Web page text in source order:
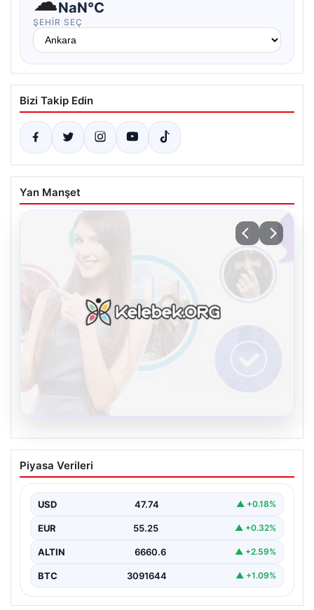
NaN°C
ŞEHIR SEÇ
Bizi Takip Edin
Yan Manşet
Kelebek sohbet platformu İle Çevrim içi
İletişimin Güvenli Adresi Ve Muhabbet
Sanal dünyasında insanların güvenli bir şekilde iletişim
Güncel olarak…
Piyasa Verileri
USD 47.74 ▲ +0.18%
EUR 55.25 ▲ +0.32%
ALTIN 6660.6 ▲ +2.59%
BTC 3091644 ▲ +1.09%